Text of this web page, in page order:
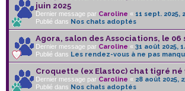
juin 2025
Dernier message par Caroline « 11 sept. 2025,
Publié dans Nos chats adoptés
Agora, salon des Associations, le 06
Dernier message par Caroline « 31 août 2025,
Publié dans Les rendez-vous à ne pas
Croquette (ex Elastoc) chat tigré né
Dernier message par Caroline « 28 août 2025,
Publié dans Nos chats adoptés